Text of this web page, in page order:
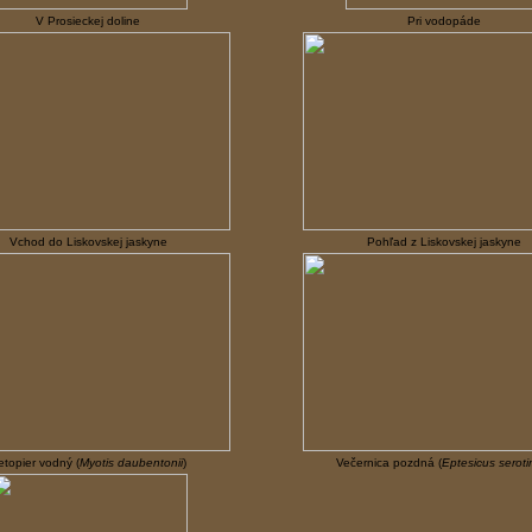
V Prosieckej doline Pri vodopáde
Vchod do Liskovskej jaskyne Pohľad z Liskovskej jaskyne
vodný (Myotis daubentonii) Večernica pozdná (Eptesicus